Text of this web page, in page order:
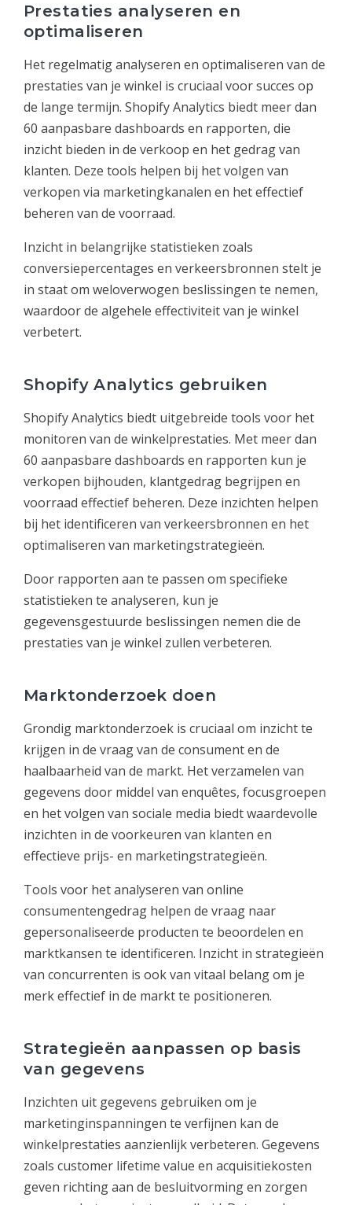
Prestaties analyseren en
optimaliseren
Het regelmatig analyseren en optimaliseren van de
prestaties van je winkel is cruciaal voor succes op
de lange termijn. Shopify Analytics biedt meer dan
60 aanpasbare dashboards en rapporten, die
inzicht bieden in de verkoop en het gedrag van
klanten. Deze tools helpen bij het volgen van
verkopen via marketingkanalen en het effectief
beheren van de voorraad.
Inzicht in belangrijke statistieken zoals
conversiepercentages en verkeersbronnen stelt je
in staat om weloverwogen beslissingen te nemen,
waardoor de algehele effectiviteit van je winkel
verbetert.
Shopify Analytics gebruiken
Shopify Analytics biedt uitgebreide tools voor het
monitoren van de winkelprestaties. Met meer dan
60 aanpasbare dashboards en rapporten kun je
verkopen bijhouden, klantgedrag begrijpen en
voorraad effectief beheren. Deze inzichten helpen
bij het identificeren van verkeersbronnen en het
optimaliseren van marketingstrategieën.
Door rapporten aan te passen om specifieke
statistieken te analyseren, kun je
gegevensgestuurde beslissingen nemen die de
prestaties van je winkel zullen verbeteren.
Marktonderzoek doen
Grondig marktonderzoek is cruciaal om inzicht te
krijgen in de vraag van de consument en de
haalbaarheid van de markt. Het verzamelen van
gegevens door middel van enquêtes, focusgroepen
en het volgen van sociale media biedt waardevolle
inzichten in de voorkeuren van klanten en
effectieve prijs- en marketingstrategieën.
Tools voor het analyseren van online
consumentengedrag helpen de vraag naar
gepersonaliseerde producten te beoordelen en
marktkansen te identificeren. Inzicht in strategieën
van concurrenten is ook van vitaal belang om je
merk effectief in de markt te positioneren.
Strategieën aanpassen op basis
van gegevens
Inzichten uit gegevens gebruiken om je
marketinginspanningen te verfijnen kan de
winkelprestaties aanzienlijk verbeteren. Gegevens
zoals customer lifetime value en acquisitiekosten
geven richting aan de besluitvorming en zorgen